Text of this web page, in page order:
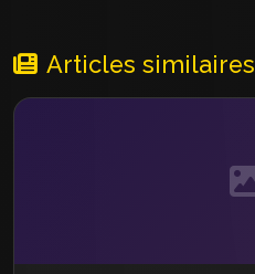
Articles similaires